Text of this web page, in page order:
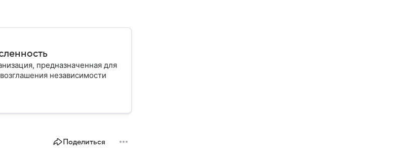
предназначенная для
независимости
Поделиться